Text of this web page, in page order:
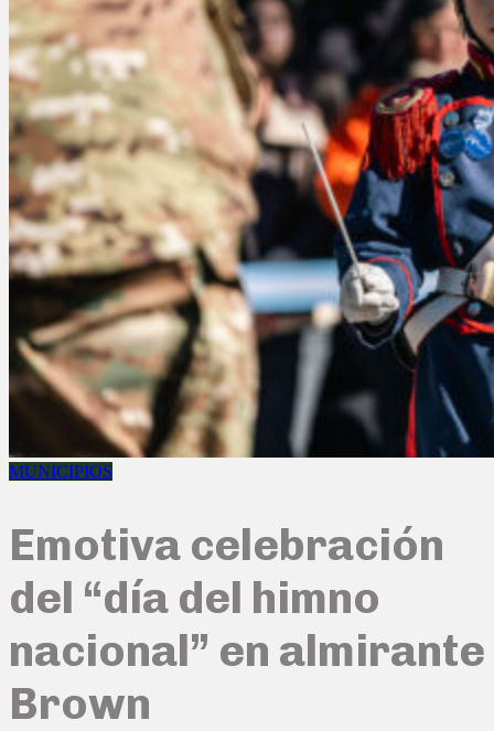
MUNICIPIOS
Emotiva celebración
del “día del himno
nacional” en almirante
Brown